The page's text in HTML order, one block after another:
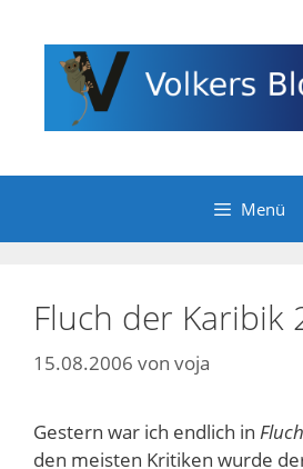
Inhalt
springen
Menü
Fluch der Karibik
15.08.2006 von voja
Gestern war ich endlich in
den meisten Kritiken wurde